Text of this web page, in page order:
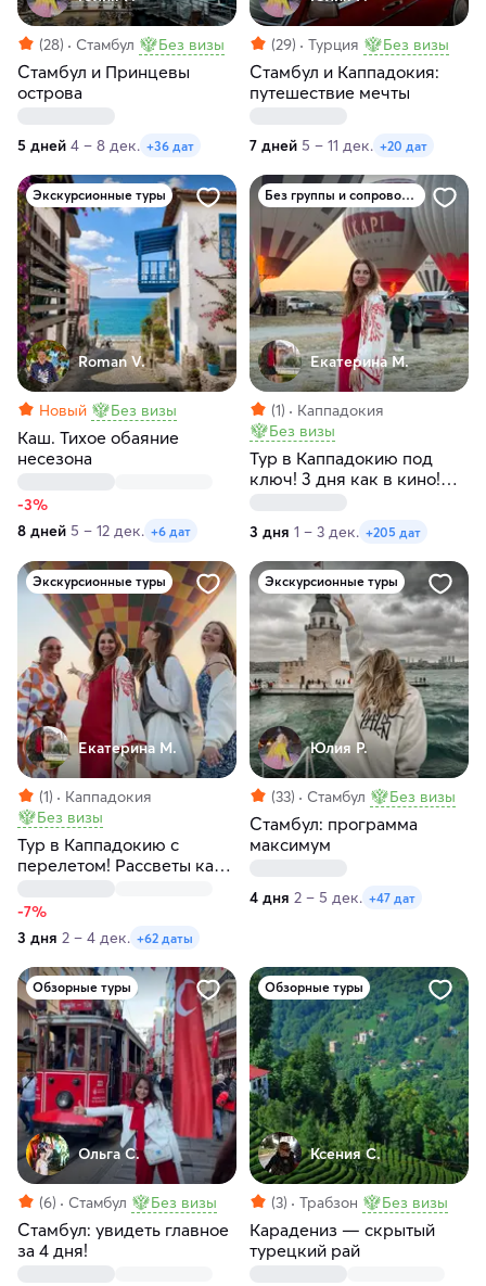
(28) Стамбул Без визы
Стамбул и Принцевы
острова
5 дней 4 – 8 дек. +36 дат
(29) Турция Без визы
Стамбул и Каппадокия:
путешествие мечты
7 дней 5 – 11 дек. +20 дат
Экскурсионные туры
Roman V.
Новый Без визы
Каш. Тихое обаяние
несезона
-3%
8 дней 5 – 12 дек. +6 дат
Без группы и сопровождения
Екатерина М.
(1)
Каппадокия
Без визы
Тур в Каппадокию под
ключ! 3 дня как в кино!
3 дня 1 – 3 дек. +205 дат
Экскурсионные туры
Екатерина М.
(1)
Каппадокия
Без визы
Тур в Каппадокию с
перелетом! Рассветы как
-7%
3 дня 2 – 4 дек. +62 даты
Экскурсионные туры
Юлия Р.
(33) Стамбул Без визы
Стамбул: программа
максимум
4 дня 2 – 5 дек. +47 дат
Обзорные туры
Ольга С.
(6) Стамбул Без визы
Стамбул: увидеть главное
за 4 дня!
Обзорные туры
Ксения С.
(3) Трабзон Без визы
Карадениз — скрытый
турецкий рай